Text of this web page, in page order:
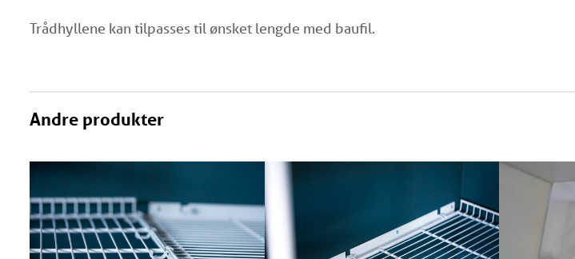
Trådhyllene kan tilpasses til ønsket lengde med baufil.
Andre produkter